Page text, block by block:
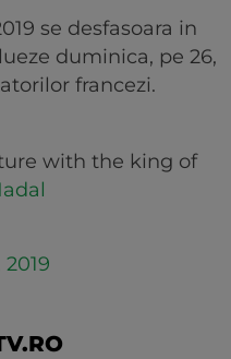
se desfasoara in
duminica, pe 26,
francezi.
with the king of
2019